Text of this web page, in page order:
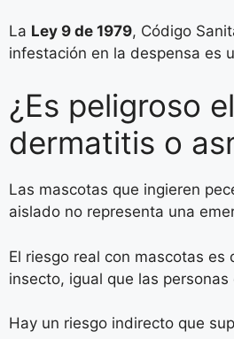
La Ley 9 de 1979, Código
infestación en la despensa es
¿Es peligroso
dermatitis o
Las mascotas que ingieren
aislado no representa una
El riesgo real con mascotas
insecto, igual que las
Hay un riesgo indirecto que